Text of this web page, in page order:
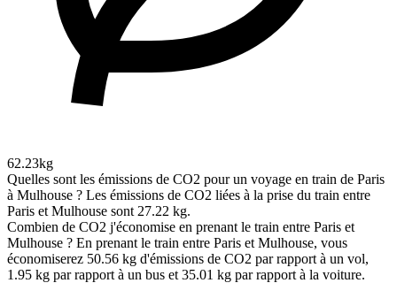
62.23kg
Quelles sont les émissions de CO2 pour un voyage en train de Paris
à Mulhouse ? Les émissions de CO2 liées à la prise du train entre
Paris et Mulhouse sont 27.22 kg.
Combien de CO2 j'économise en prenant le train entre Paris et
Mulhouse ? En prenant le train entre Paris et Mulhouse, vous
économiserez 50.56 kg d'émissions de CO2 par rapport à un vol,
1.95 kg par rapport à un bus et 35.01 kg par rapport à la voiture.